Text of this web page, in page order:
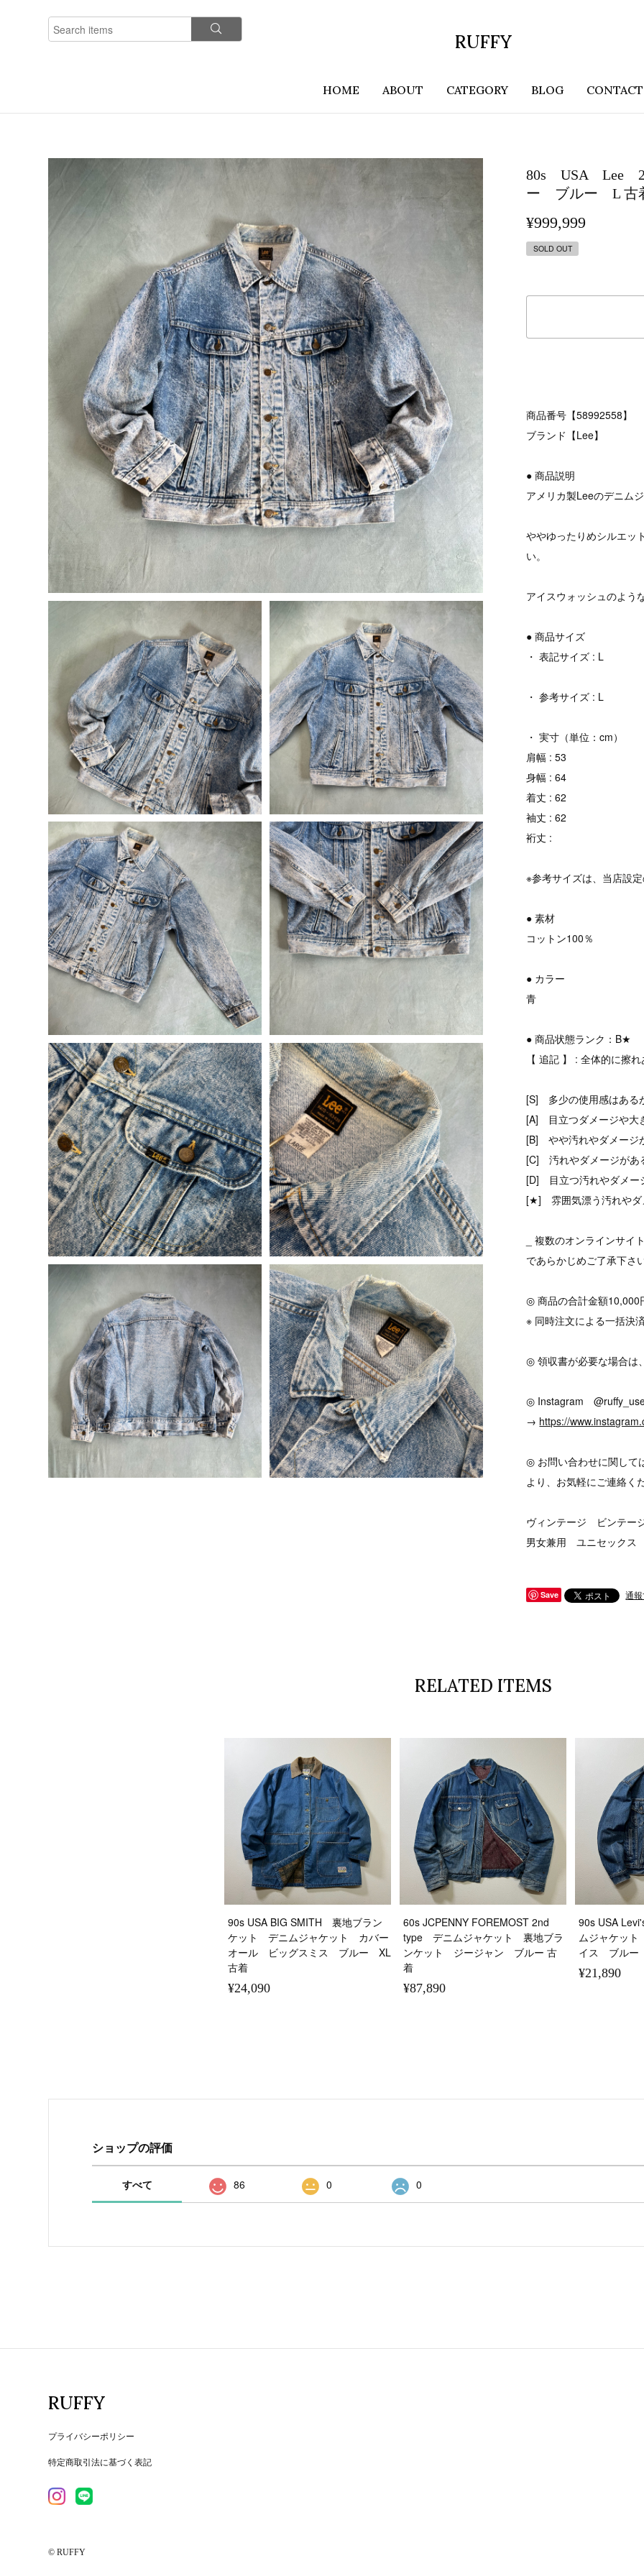
RUFFY
HOME ABOUT CATEGORY BLOG CONTACT
80s USA Lee
ー ブルー L 古
¥999,999
SOLD OUT
商品番号【58992558】
ブランド【Lee】
● 商品説明
アメリカ製Leeのデニムジ
ややゆったりめシルエッ
い。
アイスウォッシュのよう
● 商品サイズ
・ 表記サイズ : L
・ 参考サイズ : L
・ 実寸（単位：cm）
肩幅 : 53
身幅 : 64
着丈 : 62
袖丈 : 62
裄丈 :
※参考サイズは、当店設
● 素材
コットン100％
● カラー
青
● 商品状態ランク：B★
【 追記 】 : 全体的に擦
[S] 多少の使用感はある
[A] 目立つダメージや大
[B] やや汚れやダメージ
[C] 汚れやダメージがあ
[D] 目立つ汚れやダメー
[★] 雰囲気漂う汚れやダ
_ 複数のオンラインサ
であらかじめご了承下さい
◎ 商品の合計金額10,000
※ 同時注文による一括決
◎ 領収書が必要な場合は
◎ Instagram
→ https://
◎ お問い合わせに関して
より、お気軽にご連絡く
ヴィンテージ ビンテー
男女兼用 ユニセックス
Save 通
RELATED ITEMS
90s USA BIG SMITH 裏地ブラン
ケット デニムジャケット カバー
オール ビッグスミス ブルー XL
古着
¥24,090
60s JCPENNY FOREMOST 2nd
type デニムジャケット 裏地ブラ
ンケット ジージャン ブルー 古
着
¥87,890
90s USA
ムジャケッ
イス ブル
¥21,890
ショップの評価
すべて 86 0 0
RUFFY
プライバシーポリシー
特定商取引法に基づく表記
© RUFFY